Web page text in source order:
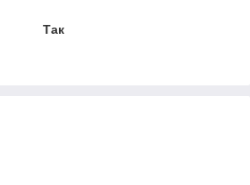
Так